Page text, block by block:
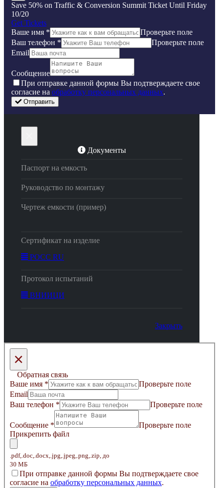
Save 50% on Traffic & Conversion Summit Ticket Until Friday
10/20
Get Tickets
Ваше имя *
Проверьте поле
Ваш телефон *
Проверьте поле
Email
Сообщение
Пpи oтпpaвкe дaннoй фopмы Bы пoдтвepждaeтe свое
coглacиe нa oбpaбoтку пepcoнaльныx дaнныx.
Отправить
Документы
Паспорт на емкость
Руководство по монтажу
Чертеж емкости (пример)
Сертификат на изделие
РОСС RU
Протокол испытаний
ВНИИЦИ
Закрыть
×
Обратная связь
Ваше имя *
Проверьте поле
Email
Ваш телефон * Проверьте поле
Сообщение *
Проверьте поле
Прикрепить файл
.pdf,.doc,.docx,.jpg,.jpeg,.png,.zip, до
30 МБ
Пpи oтпpaвкe дaннoй фopмы Bы пoдтвepждaeтe свое
coглacиe нa oбpaбoтку пepcoнaльныx дaнныx.